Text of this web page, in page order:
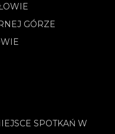
GÓRZE
SPOTKAŃ W